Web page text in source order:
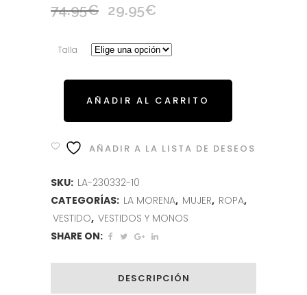
74.95€
El
original
74.95€.
29.95€
actual
29.95€.
Talla
AÑADIR AL CARRITO
AÑADIR A LA LISTA DE DESEOS
SKU: LA-230332-10
CATEGORÍAS: LA MORENA, MUJER, ROPA,
VESTIDO, VESTIDOS Y MONOS
SHARE ON:
DESCRIPCIÓN